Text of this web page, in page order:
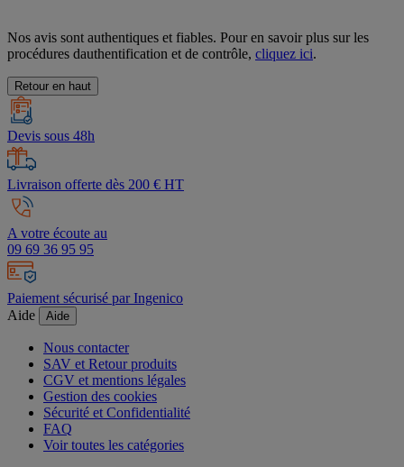
Nos avis sont authentiques et fiables. Pour en savoir plus sur les
procédures dauthentification et de contrôle, cliquez ici.
Retour en haut
Devis sous 48h
Livraison offerte dès 200 € HT
A votre écoute au
09 69 36 95 95
Paiement sécurisé par Ingenico
Aide
Aide
Nous contacter
SAV et Retour produits
CGV et mentions légales
Gestion des cookies
Sécurité et Confidentialité
FAQ
Voir toutes les catégories